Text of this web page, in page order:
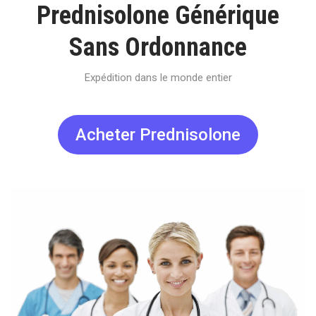
Prednisolone Générique
Sans Ordonnance
Expédition dans le monde entier
Acheter Prednisolone